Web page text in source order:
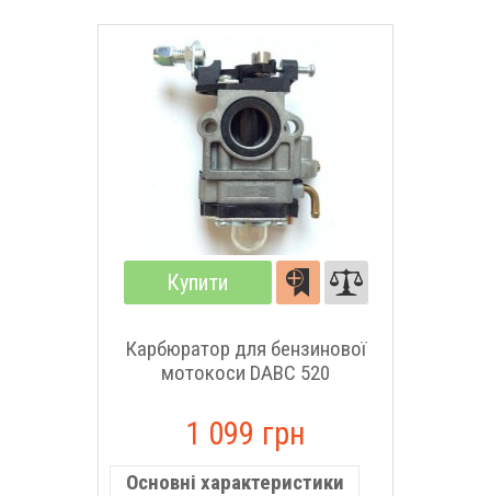
Купити
Карбюратор для бензинової
мотокоси DABC 520
1 099 грн
Основні характеристики